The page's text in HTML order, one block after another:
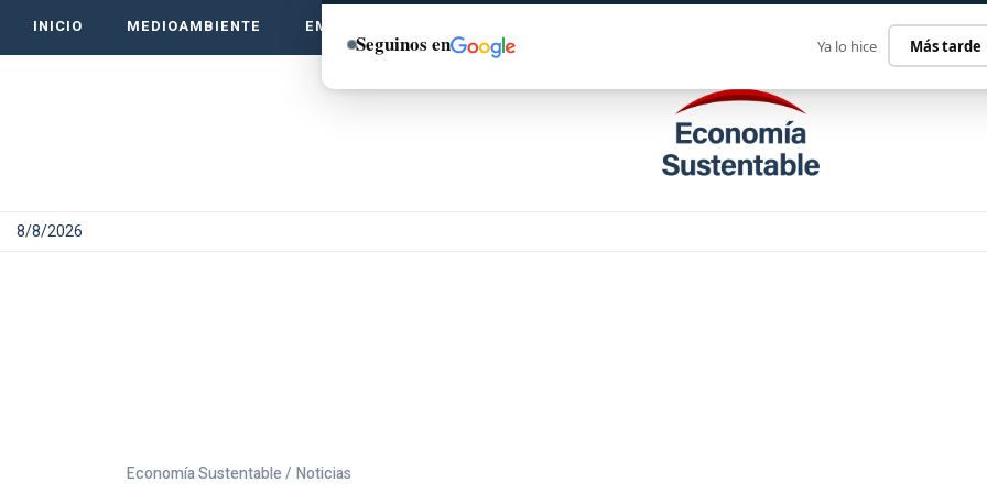
INICIO MEDIOAMBIENTE EMPRENDE VERDE
8/8/2026
Economía Sustentable / Noticias
Seguinos en Ya lo hice Más tarde